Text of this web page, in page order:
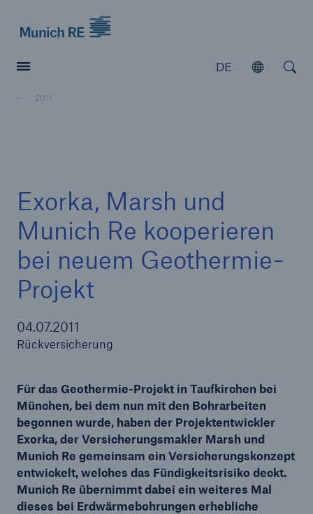
DE
Öffnen
2011
Exorka, Marsh und
Munich Re kooperieren
bei neuem Geothermie-
Projekt
04.07.2011
Rückversicherung
Für das Geothermie-Projekt in Taufkirchen bei
München, bei dem nun mit den Bohrarbeiten
begonnen wurde, haben der Projektentwickler
Exorka, der Versicherungsmakler Marsh und
Munich Re gemeinsam ein Versicherungskonzept
entwickelt, welches das Fündigkeitsrisiko deckt.
Munich Re übernimmt dabei ein weiteres Mal
dieses bei Erdwärmebohrungen erhebliche
Tech Trend Radar 2026
Our expert perspective for insurance